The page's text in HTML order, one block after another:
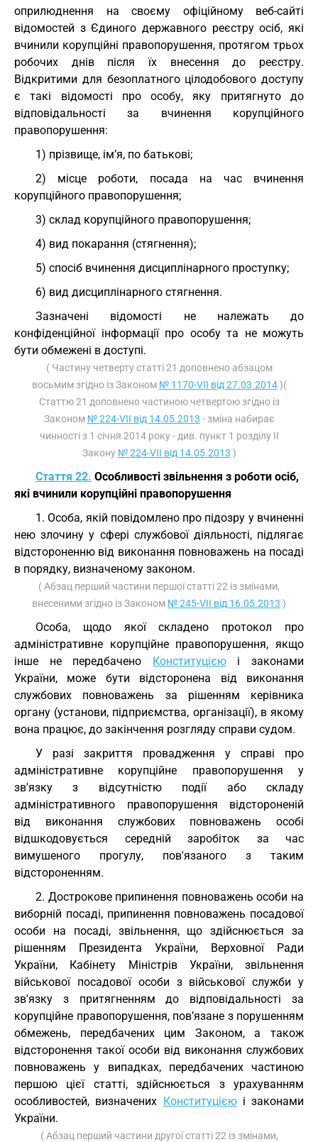
оприлюднення на своєму офіційному веб-сайті
відомостей з Єдиного державного реєстру осіб, які
вчинили корупційні правопорушення, протягом трьох
робочих днів після їх внесення до реєстру.
Відкритими для безоплатного цілодобового доступу
є такі відомості про особу, яку притягнуто до
відповідальності за вчинення корупційного
правопорушення:
1) прізвище, ім’я, по батькові;
2) місце роботи, посада на час вчинення
корупційного правопорушення;
3) склад корупційного правопорушення;
4) вид покарання (стягнення);
5) спосіб вчинення дисциплінарного проступку;
6) вид дисциплінарного стягнення.
Зазначені відомості не належать до
конфіденційної інформації про особу та не можуть
бути обмежені в доступі.
( Частину четверту статті 21 доповнено абзацом
восьмим згідно із Законом № 1170-VII від 27.03.2014)(
Статтю 21 доповнено частиною четвертою згідно із
Законом № 224-VII від 14.05.2013 - зміна набирає
чинності з 1 січня 2014 року - див. пункт 1 розділу II
Закону № 224-VII від 14.05.2013 )
Стаття 22. Особливості звільнення з роботи осіб,
які вчинили корупційні правопорушення
1. Особа, якій повідомлено про підозру у вчиненні
нею злочину у сфері службової діяльності, підлягає
відстороненню від виконання повноважень на посаді
в порядку, визначеному законом.
( Абзац перший частини першої статті 22 із змінами,
внесеними згідно із Законом № 245-VII від 16.05.2013 )
Особа, щодо якої складено протокол про
адміністративне корупційне правопорушення, якщо
інше не передбачено Конституцієюі законами
України, може бути відсторонена від виконання
службових повноважень за рішенням керівника
органу (установи, підприємства, організації), в якому
вона працює, до закінчення розгляду справи судом.
У разі закриття провадження у справі про
адміністративне корупційне правопорушення у
зв'язку з відсутністю події або складу
адміністративного правопорушення відстороненій
від виконання службових повноважень особі
відшкодовується середній заробіток за час
вимушеного прогулу, пов'язаного з таким
відстороненням.
2. Дострокове припинення повноважень особи на
виборній посаді, припинення повноважень посадової
особи на посаді, звільнення, що здійснюється за
рішенням Президента України, Верховної Ради
України, Кабінету Міністрів України, звільнення
військової посадової особи з військової служби у
зв'язку з притягненням до відповідальності за
корупційне правопорушення, пов’язане з порушенням
обмежень, передбачених цим Законом, а також
відсторонення такої особи від виконання службових
повноважень у випадках, передбачених частиною
першою цієї статті, здійснюється з урахуванням
особливостей, визначених Конституцієюі законами
України.
( Абзац перший частини другої статті 22 із змінами,